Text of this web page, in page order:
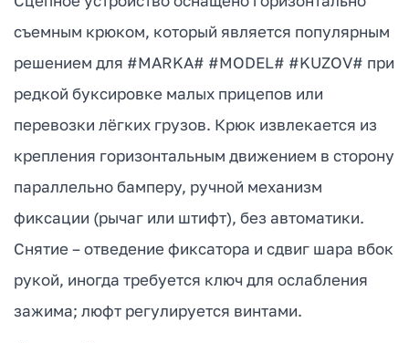
съемным крюком, который является популярным
решением для #MARKA# #MODEL# #KUZOV# при
редкой буксировке малых прицепов или
перевозки лёгких грузов. Крюк извлекается из
крепления горизонтальным движением в сторону
параллельно бамперу, ручной механизм
фиксации (рычаг или штифт), без автоматики.
Снятие – отведение фиксатора и сдвиг шара вбок
рукой, иногда требуется ключ для ослабления
зажима; люфт регулируется винтами.